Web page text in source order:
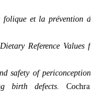
et la prévention
Reference Values
safety of
birth defects.